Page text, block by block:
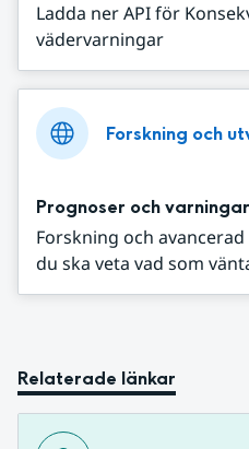
Ladda ner API för
vädervarningar
Forskning och
Prognoser och varningar
Forskning och
du ska veta vad som
Relaterade länkar